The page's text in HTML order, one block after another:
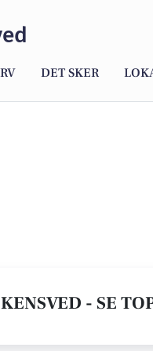
DET SKER
- SE